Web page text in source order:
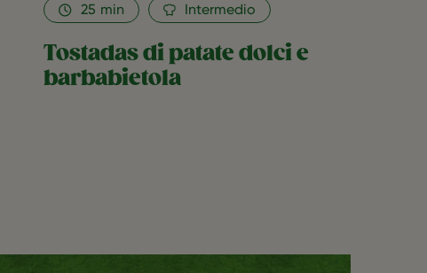
Tostadas di patate dolci e
barbabietola
25 min Intermedio